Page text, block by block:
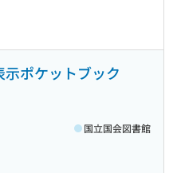
ポケットブック
国立国会図書館